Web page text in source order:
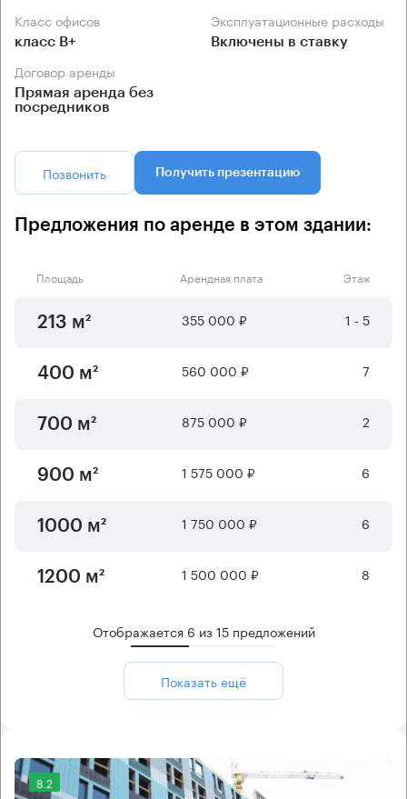
Класс офисов
класс B+
Эксплуатационные расходы
Включены в ставку
Договор аренды
Прямая аренда без
посредников
Позвонить Получить презентацию
Предложения по аренде в этом здании:
Площадь Арендная плата Этаж
213 м² 355 000 ₽ 1 - 5
400 м² 560 000 ₽ 7
700 м² 875 000 ₽ 2
900 м² 1 575 000 ₽ 6
1000 м² 1 750 000 ₽ 6
1200 м² 1 500 000 ₽ 8
Отображается 6 из15предложений
Показать ещё
8.2